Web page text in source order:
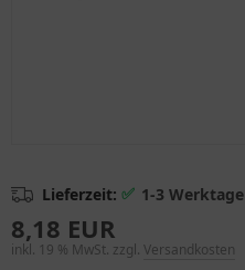
Lieferzeit: ✅ 1-3 Werktage
8,18 EUR
inkl. 19 % MwSt. zzgl. Versandkosten